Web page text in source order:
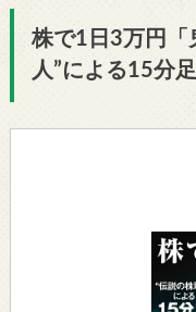
株で1日3万円「
人”による15分